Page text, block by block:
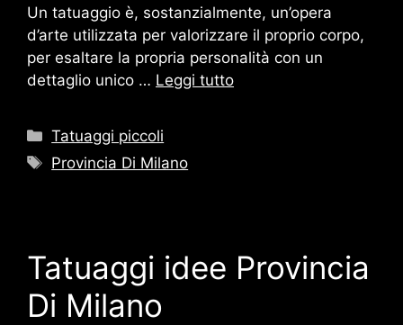
Un tatuaggio è, sostanzialmente, un’opera
d’arte utilizzata per valorizzare il proprio corpo,
per esaltare la propria personalità con un
dettaglio unico … Leggi tutto
Categorie
Tatuaggi piccoli
Tag
Provincia Di Milano
Tatuaggi idee Provincia
Di Milano